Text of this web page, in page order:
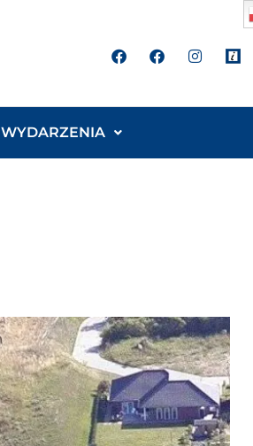
WYDARZENIA